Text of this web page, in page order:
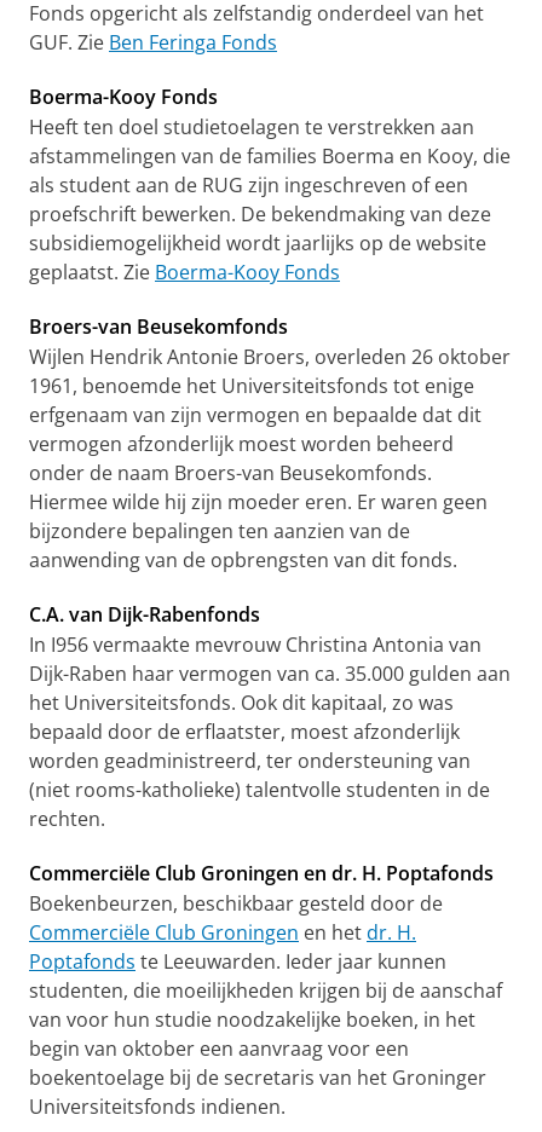
Fonds opgericht als zelfstandig onderdeel van het
GUF. Zie Ben Feringa Fonds
Boerma-Kooy Fonds
Heeft ten doel studietoelagen te verstrekken aan
afstammelingen van de families Boerma en Kooy, die
als student aan de RUG zijn ingeschreven of een
proefschrift bewerken. De bekendmaking van deze
subsidiemogelijkheid wordt jaarlijks op de website
geplaatst. Zie Boerma-Kooy Fonds
Broers-van Beusekomfonds
Wijlen Hendrik Antonie Broers, overleden 26 oktober
1961, benoemde het Universiteitsfonds tot enige
erfgenaam van zijn vermogen en bepaalde dat dit
vermogen afzonderlijk moest worden beheerd
onder de naam Broers-van Beusekomfonds.
Hiermee wilde hij zijn moeder eren. Er waren geen
bijzondere bepalingen ten aanzien van de
aanwending van de opbrengsten van dit fonds.
C.A. van Dijk-Rabenfonds
In I956 vermaakte mevrouw Christina Antonia van
Dijk-Raben haar vermogen van ca. 35.000 gulden aan
het Universiteitsfonds. Ook dit kapitaal, zo was
bepaald door de erflaatster, moest afzonderlijk
worden geadministreerd, ter ondersteuning van
(niet rooms-katholieke) talentvolle studenten in de
rechten.
Commerciële Club Groningen en dr. H. Poptafonds
Boekenbeurzen, beschikbaar gesteld door de
Commerciële Club Groningen en hetdr. H.
Poptafonds te Leeuwarden. Ieder jaar kunnen
studenten, die moeilijkheden krijgen bij de aanschaf
van voor hun studie noodzakelijke boeken, in het
begin van oktober een aanvraag voor een
boekentoelage bij de secretaris van het Groninger
Universiteitsfonds indienen.